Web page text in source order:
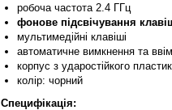
робоча частота 2.4 ГГц
фонове підсвічування
мультимедійні клавіші
автоматичне вимкнення та
корпус з ударостійкого
колір: чорний
Специфікація: